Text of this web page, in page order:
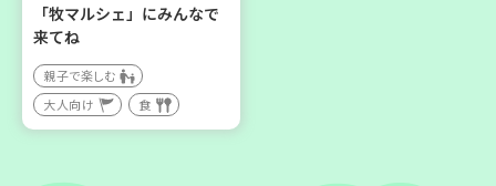
神戸市東灘区
「牧マルシェ」にみんなで
来てね
親子で楽しむ
大人向け
食